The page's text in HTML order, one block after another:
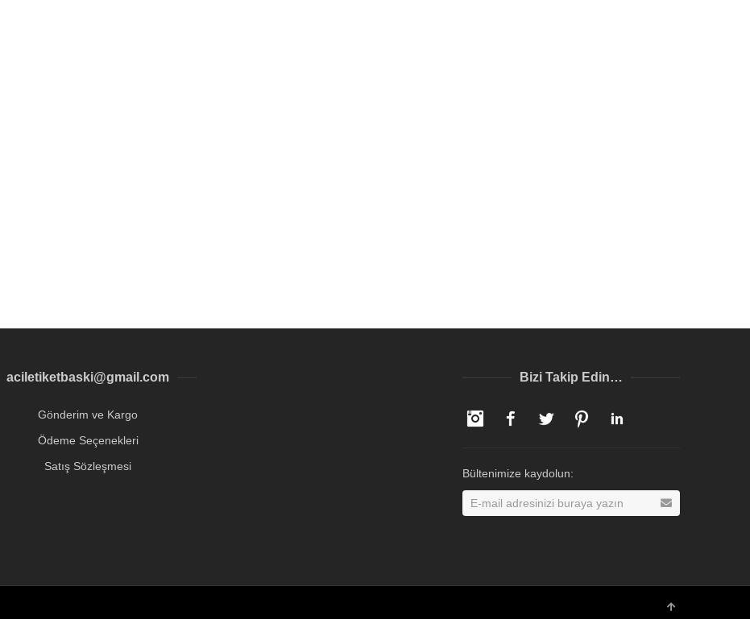
aciletiketbaski@gmail.com
Gönderim ve Kargo
Ödeme Seçenekleri
Satış Sözleşmesi
Bizi Takip Edin…
InstagramFacebookTwitter Pinterest
Bültenimize kaydolun: